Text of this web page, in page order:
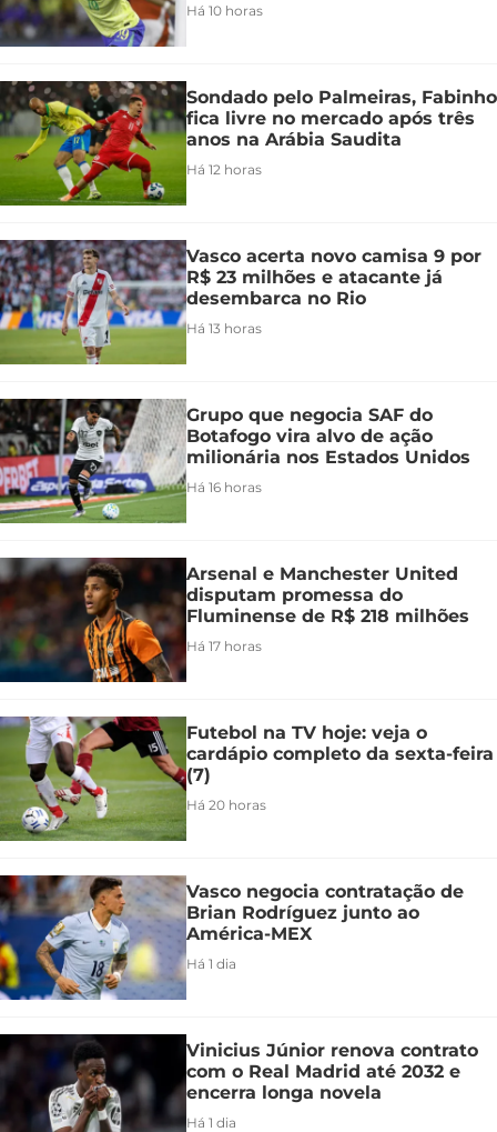
Há 10 horas
Sondado pelo Palmeiras, Fabinho
fica livre no mercado após três
anos na Arábia Saudita
Há 12 horas
Vasco acerta novo camisa 9 por
R$ 23 milhões e atacante já
desembarca no Rio
Há 13 horas
Grupo que negocia SAF do
Botafogo vira alvo de ação
milionária nos Estados Unidos
Há 16 horas
Arsenal e Manchester United
disputam promessa do
Fluminense de R$ 218 milhões
Há 17 horas
Futebol na TV hoje: veja o
cardápio completo da sexta-feira
(7)
Há 20 horas
Vasco negocia contratação de
Brian Rodríguez junto ao
América-MEX
Há 1 dia
Vinicius Júnior renova contrato
com o Real Madrid até 2032 e
encerra longa novela
Há 1 dia